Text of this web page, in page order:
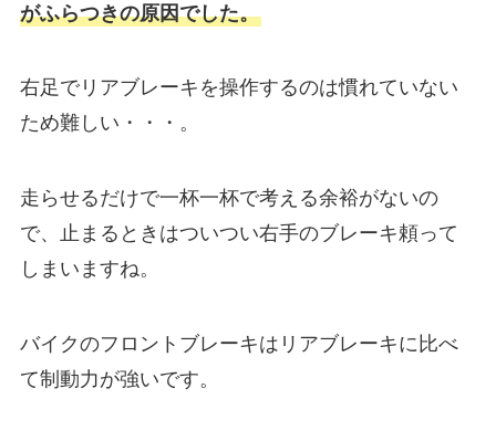
がふらつきの原因でした。
右足でリアブレーキを操作するのは慣れていない
ため難しい・・・。
走らせるだけで一杯一杯で考える余裕がないの
で、止まるときはついつい右手のブレーキ頼って
しまいますね。
バイクのフロントブレーキはリアブレーキに比べ
て制動力が強いです。